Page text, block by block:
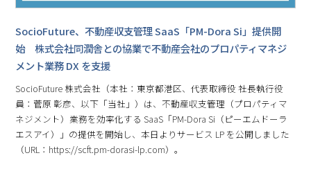
SocioFuture、不動産収⽀管理 SaaS「PM-Dora Si」提供開
始 株式会社同潤舎との協業で不動産会社のプロパティマネジ
メント業務 DX を支援
SocioFuture 株式会社（本社：東京都港区、代表取締役 社⻑執⾏役
員：菅原 彰彦、以下「当社」）は、不動産収支管理（プロパティマ
ネジメント）業務を効率化する SaaS「PM-Dora Si（ピーエムドーラ
エスアイ）」の提供を開始し、本日よりサービス LP を公開しました
（URL：https://scft.pm-dorasi-lp.com）。